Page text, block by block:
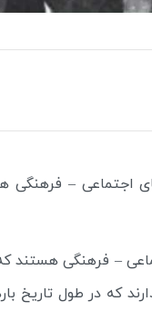
اجتماعی – فرهنگی
– فرهنگی هستند که
که در طول تاریخ